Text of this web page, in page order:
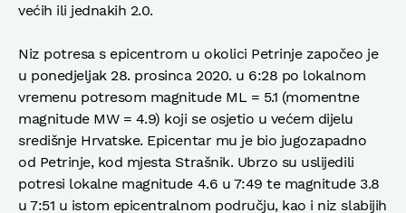
većih ili jednakih 2.0.
Niz potresa s epicentrom u okolici Petrinje započeo je
u ponedjeljak 28. prosinca 2020. u 6:28 po lokalnom
vremenu potresom magnitude ML = 5.1 (momentne
magnitude MW = 4.9) koji se osjetio u većem dijelu
središnje Hrvatske. Epicentar mu je bio jugozapadno
od Petrinje, kod mjesta Strašnik. Ubrzo su uslijedili
potresi lokalne magnitude 4.6 u 7:49 te magnitude 3.8
u 7:51 u istom epicentralnom području, kao i niz slabijih